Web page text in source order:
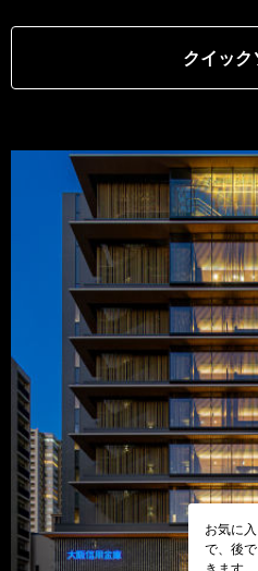
クイック
お気に
で、後